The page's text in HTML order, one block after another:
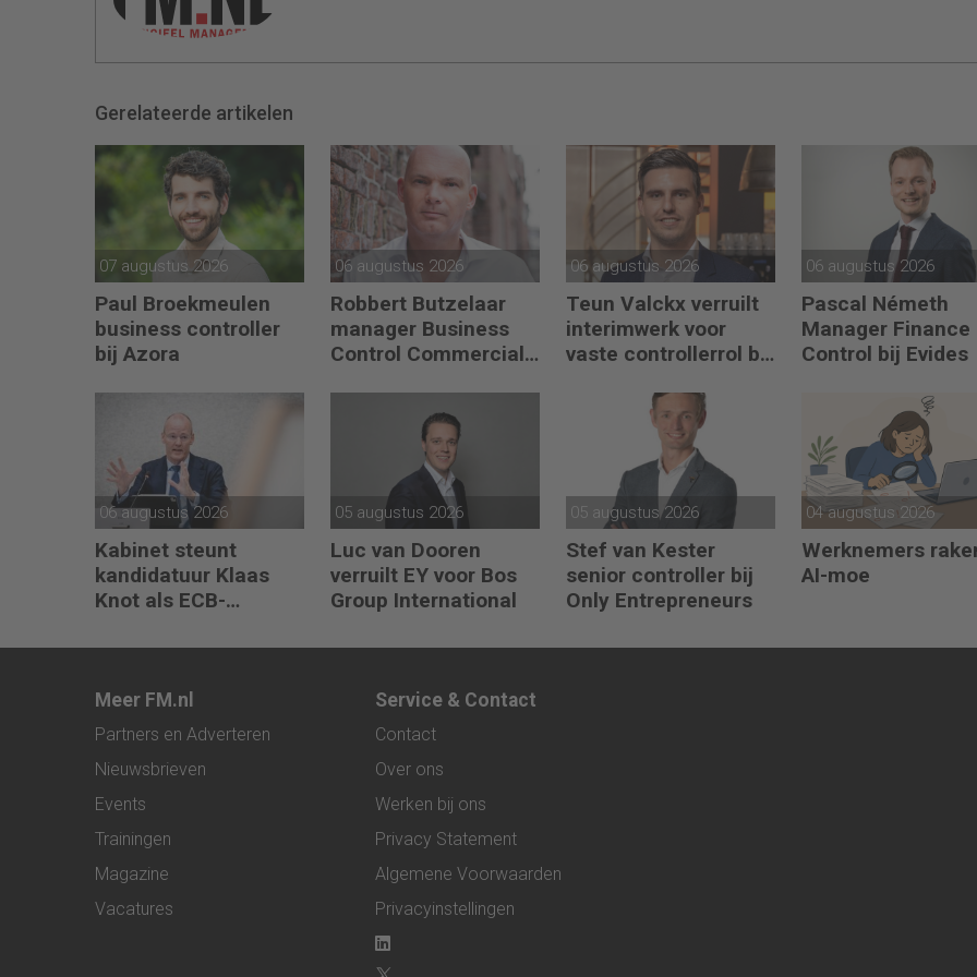
Gerelateerde artikelen
07 augustus 2026
Paul Broekmeulen
business controller
bij Azora
06 augustus 2026
Robbert Butzelaar
manager Business
Control Commercial
06 augustus 2026
Teun Valckx verruilt
interimwerk voor
vaste controllerrol bij
06 augustus 2026
Pascal Németh
Manager Finance
Control bij Evides
06 augustus 2026
Kabinet steunt
kandidatuur Klaas
Knot als ECB-
05 augustus 2026
Luc van Dooren
verruilt EY voor Bos
Group International
05 augustus 2026
Stef van Kester
senior controller bij
Only Entrepreneurs
04 augustus 2026
Werknemers
AI-moe
Meer FM.nl
Partners en Adverteren
Nieuwsbrieven
Events
Trainingen
Magazine
Vacatures
Service & Contact
Contact
Over ons
Werken bij ons
Privacy Statement
Algemene Voorwaarden
Privacyinstellingen